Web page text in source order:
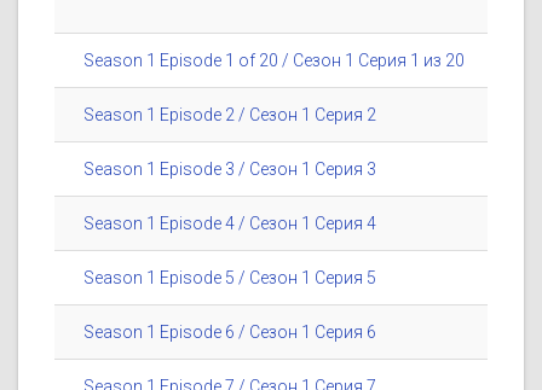
Season 1 Episode 1 of 20 / Сезон 1 Серия 1 из 20
Season 1 Episode 2 / Сезон 1 Серия 2
Season 1 Episode 3 / Сезон 1 Серия 3
Season 1 Episode 4 / Сезон 1 Серия 4
Season 1 Episode 5 / Сезон 1 Серия 5
Season 1 Episode 6 / Сезон 1 Серия 6